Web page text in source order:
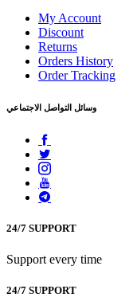
My Account
Discount
Returns
Orders History
Order Tracking
وسائل التواصل الاجتماعي
24/7 SUPPORT
Support every time
24/7 SUPPORT